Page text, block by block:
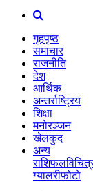
गृहपृष्ठ
समाचार
राजनीति
देश
आर्थिक
अन्तर्राष्ट्रिय
शिक्षा
मनोरञ्जन
खेलकुद
अन्य
राशिफल
ग्यालरीफोटो